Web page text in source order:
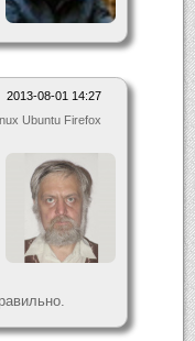
2013-08-01 14:27
Ubuntu Firefox